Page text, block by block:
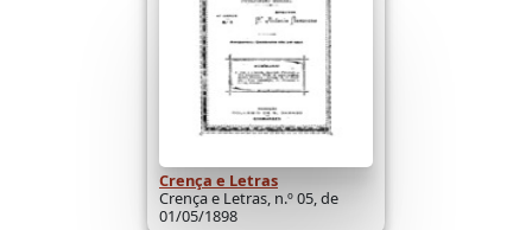
Crença e Letras
Crença e Letras, n.º 05, de
01/05/1898